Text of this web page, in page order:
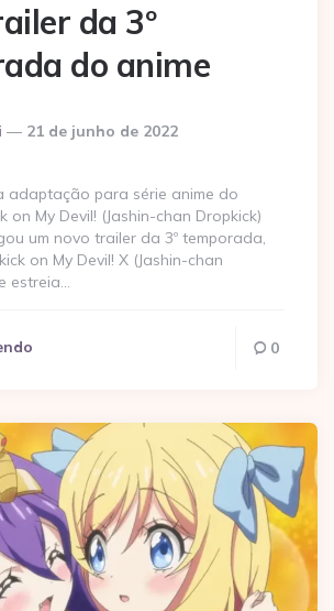
da 3º
do anime
21 de junho de 2022
adaptação para série anime do
on My Devil! (Jashin-chan Dropkick)
um novo trailer da 3º temporada,
on My Devil! X (Jashin-chan
estreia…
0